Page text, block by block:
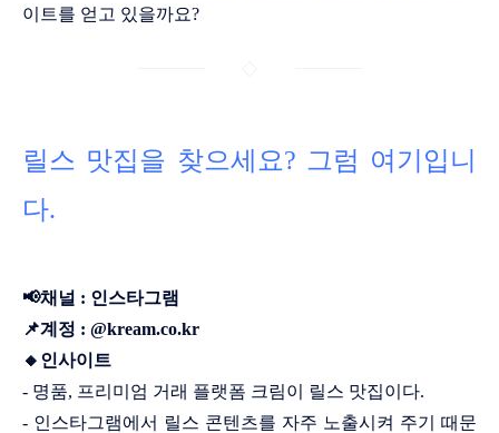
이트를 얻고 있을까요?
릴스 맛집을 찾으세요? 그럼 여기입니
다.
📢채널 : 인스타그램
📌계정 : @kream.co.kr
🔸인사이트
- 명품, 프리미엄 거래 플랫폼 크림이 릴스 맛집이다.
- 인스타그램에서 릴스 콘텐츠를 자주 노출시켜 주기 때문